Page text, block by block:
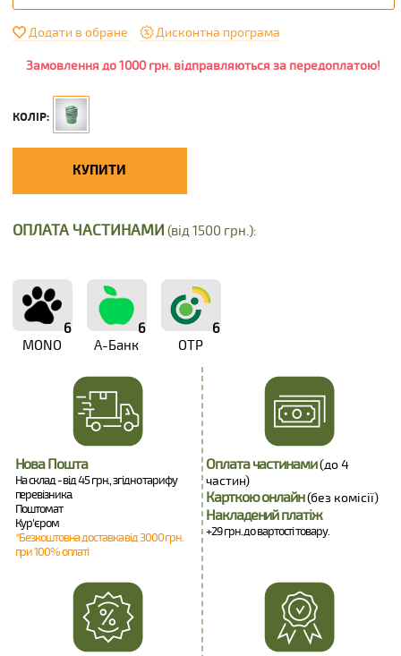
Додати в обране Дисконтна програма
Замовлення до 1000 грн. відправляються за передоплатою!
КОЛІР:
КУПИТИ
ОПЛАТА ЧАСТИНАМИ (від 1500 грн.):
6
MONO
6
А-Банк
6
OTP
Нова Пошта
На склад - від 45 грн., згідно тарифу
перевізника.
Поштомат
Кур'єром
*Безкоштовна доставка від 3000 грн.
при 100% оплаті
Оплата частинами(до 4
частин)
Карткою онлайн(без комісії)
Накладений платіж
+29 грн. до вартості товару.